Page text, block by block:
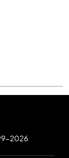
2026